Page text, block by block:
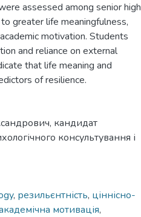
assessed among senior high
greater life meaningfulness,
motivation. Students
and reliance on external
that life meaning and
of resilience.
кандидат
консультування і
, резильєнтність, ціннісно-
мотивація,